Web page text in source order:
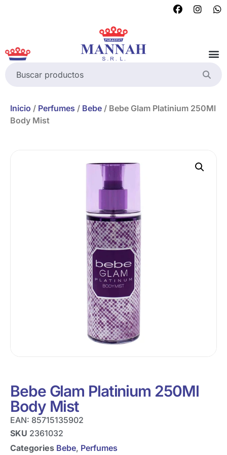
Inicio / Perfumes / Bebe / Bebe Glam Platinium 250Ml
Body Mist
Bebe Glam Platinium 250Ml
Body Mist
EAN: 85715135902
SKU 2361032
Categories Bebe, Perfumes